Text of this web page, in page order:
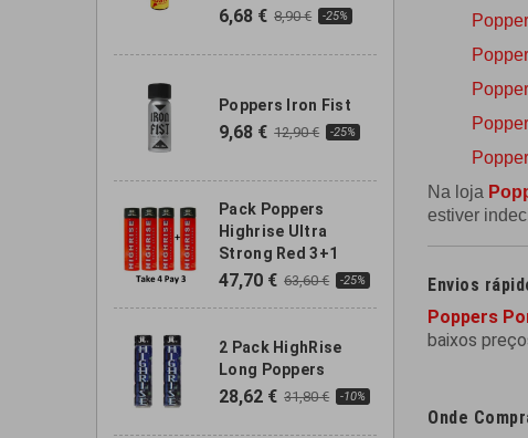
6,68 € 8,90 € -25%
Poppers Iron Fist
9,68 € 12,90 € -25%
Pack Poppers
Highrise Ultra
Strong Red 3+1
47,70 € 63,60 € -25%
2 Pack HighRise
Long Poppers
28,62 € 31,80 € -10%
Na loja
estiver
Envios
Poppers
baixos
Onde